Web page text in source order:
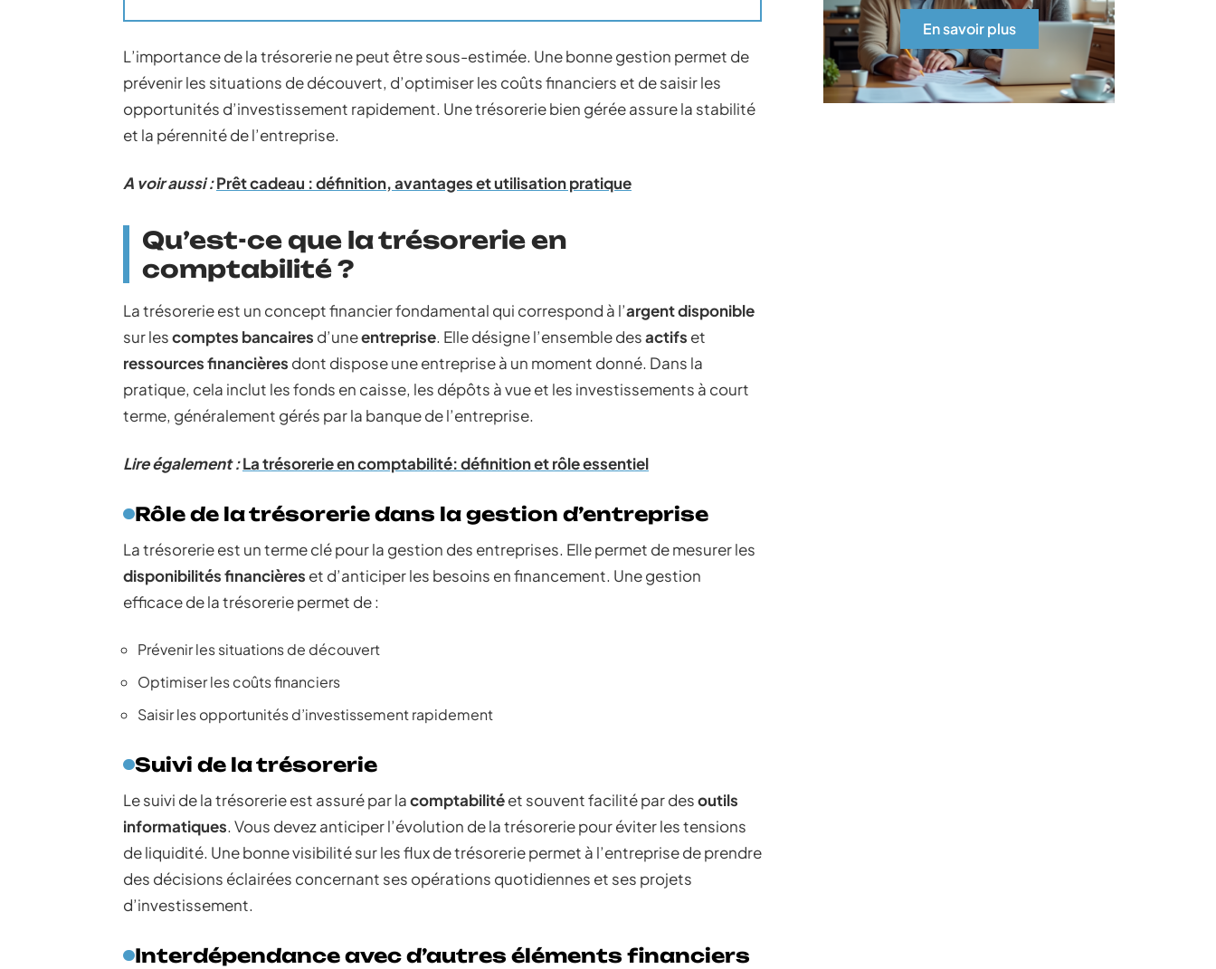
L’importance de la trésorerie ne peut être sous-estimée. Une bonne gestion permet de
prévenir les situations de découvert, d’optimiser les coûts financiers et de saisir les
opportunités d’investissement rapidement. Une trésorerie bien gérée assure la stabilité
et la pérennité de l’entreprise.
A voir aussi :Prêt cadeau : définition, avantages et utilisation pratique
Qu’est-ce que la trésorerie en
comptabilité ?
La trésorerie est un concept financier fondamental qui correspond à l’argent disponible
sur lescomptes bancaires d’uneentreprise. Elle désigne l’ensemble desactifs et
ressources financières dont dispose une entreprise à un moment donné. Dans la
pratique, cela inclut les fonds en caisse, les dépôts à vue et les investissements à court
terme, généralement gérés par la banque de l’entreprise.
Lire également :La trésorerie en comptabilité: définition et rôle essentiel
Rôle de la trésorerie dans la gestion d’entreprise
La trésorerie est un terme clé pour la gestion des entreprises. Elle permet de mesurer les
disponibilités financières et d’anticiper les besoins en financement. Une gestion
efficace de la trésorerie permet de :
Prévenir les situations de découvert
Optimiser les coûts financiers
Saisir les opportunités d’investissement rapidement
Suivi de la trésorerie
Le suivi de la trésorerie est assuré par lacomptabilitéet souvent facilité par desoutils
informatiques. Vous devez anticiper l’évolution de la trésorerie pour éviter les tensions
de liquidité. Une bonne visibilité sur les flux de trésorerie permet à l’entreprise de prendre
des décisions éclairées concernant ses opérations quotidiennes et ses projets
d’investissement.
Interdépendance avec d’autres éléments financiers
En savoir plus